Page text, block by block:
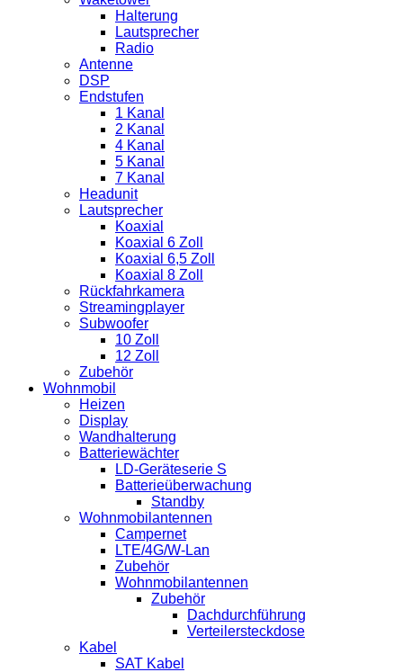
Halterung
Lautsprecher
Radio
Antenne
DSP
Endstufen
1 Kanal
2 Kanal
4 Kanal
5 Kanal
7 Kanal
Headunit
Lautsprecher
Koaxial
Koaxial 6 Zoll
Koaxial 6,5 Zoll
Koaxial 8 Zoll
Rückfahrkamera
Streamingplayer
Subwoofer
10 Zoll
12 Zoll
Zubehör
Wohnmobil
Heizen
Display
Wandhalterung
Batteriewächter
LD-Geräteserie S
Batterieüberwachung
Standby
Wohnmobilantennen
Campernet
LTE/4G/W-Lan
Zubehör
Wohnmobilantennen
Zubehör
Dachdurchführung
Verteilersteckdose
Kabel
SAT Kabel